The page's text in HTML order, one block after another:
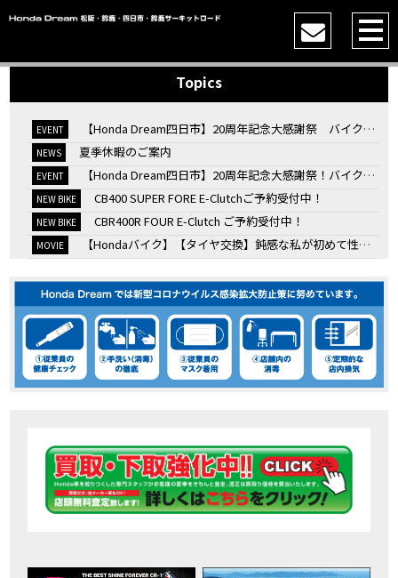
Topics
EVENT 【Honda Dream四日市】20周年記念大感謝祭 バイク女子トークショー
NEWS 夏季休暇のご案内
EVENT 【Honda Dream四日市】20周年記念大感謝祭！バイク女子トークショー
NEW BIKE CB400 SUPER FORE E-Clutchご予約受付中！
NEW BIKE CBR400R FOUR E-Clutch ご予約受付中！
MOVIE 【Hondaバイク】【タイヤ交換】鈍感な私が初めて性能を実感した【三重県】【Honda DREAM】
EVENT KOOD クロモリアクスルシャフトお客様のバイクで体感試走
MOVIE 【三重→香川】このバイク、なんだと思いますか？【ホンダ バイク】【Honda DREAM】【三重県】
EVENT “コカ・コーラ”鈴鹿８時間耐久ロードレース 第47回大会「TSR応援席プレミアムチケット販売開始！」
MOVIE 【ホンダ バイク】バイクを長持ちさせる洗車を教えてもらった【プロの裏ワザ】
MOVIE 【ホンダ バイク】CRF1100L Africa Twinは女性ライダーでも快適か？四国ツーリング【X-ADVオーナー目線】
MOVIE 【ホンダ バイク】 ホンダドリーム鈴鹿の未公開シーン【モトベはつこ】
MOVIE 最新のアフリカツインどう？妹とHondaDreamのバイク全部見た結果｜Honda SuperCub
MOVIE 【ホンダ バイク】「ボカロ文化」を知ろう ナビゲーションをスキップ 検索 作成 6 アバターの画像 三重県を巡る女性ライダーの4日間！ポケふた全制覇ツーリング Honda CB1000F
CAMPAIGN 免許取得サポートキャンペーン実施中！